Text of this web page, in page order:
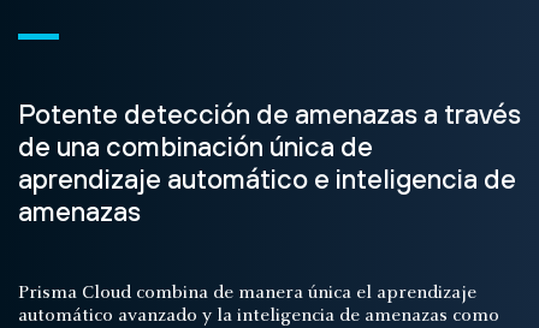
Potente detección de amenazas a través
de una combinación única de
aprendizaje automático e inteligencia de
amenazas
Prisma Cloud combina de manera única el aprendizaje
automático avanzado y la inteligencia de amenazas como